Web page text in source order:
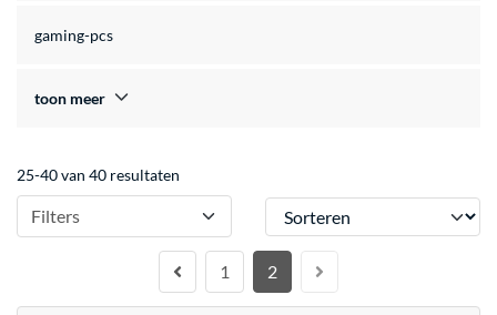
gaming-pcs
toon meer
25-40 van 40 resultaten
Filters Sorteren
1 2